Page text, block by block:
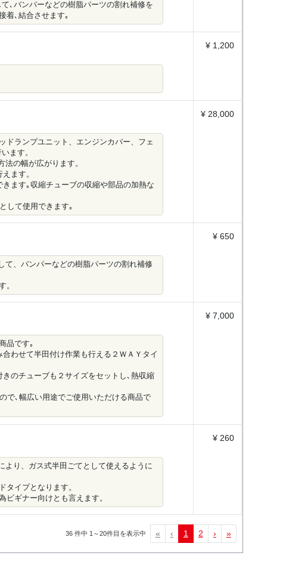
､バンパーなどの樹脂パーツの割れ補修を
着､結合させます｡
¥ 1,200
ドランプユニット、エンジンカバー、フェ
ます。
の幅が広がります。
ます。
ます｡収縮チューブの収縮や部品の加熱な
して使用できます｡
¥ 28,000
て、バンパーなどの樹脂パーツの割れ補修
。
¥ 650
品です｡
わせて半田付け作業も行える２ＷＡＹタイ
のチューブも２サイズをセットし､熱収縮
で､幅広い用途でご使用いただける商品で
¥ 7,000
より、ガス式半田ごてとして使えるように
タイプとなります。
ビギナー向けとも言えます。
¥ 260
36 件中 1～20件目を表示中 « ‹ 1 2 › »